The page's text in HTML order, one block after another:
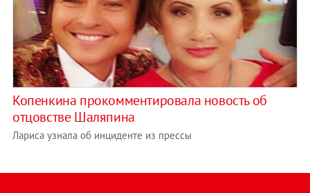
Копенкина прокомментировала новость об
отцовстве Шаляпина
Лариса узнала об инциденте из прессы